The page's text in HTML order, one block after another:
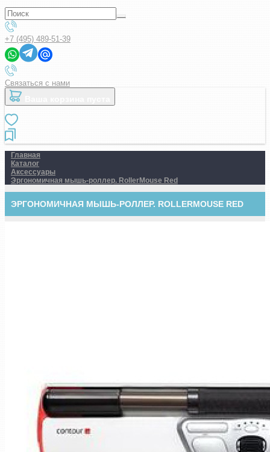
+7 (495) 489-51-39
Связаться с нами
Главная
Каталог
Аксессуары
Эргономичная мышь-роллер. RollerMouse Red
ЭРГОНОМИЧНАЯ МЫШЬ-РОЛЛЕР. ROLLERMOUSE RED